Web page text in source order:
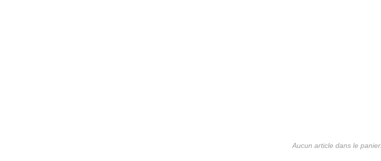
Aucun article dans le panier.